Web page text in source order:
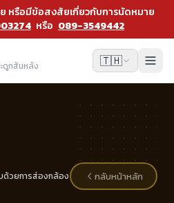
หรือมีข้อสงสัยเกี่ยวกับการนัดหมาย
หรือ 089-3549442
ดูกสันหลัง 🇹🇭
ด้วยการส่องกล้อง กลับหน้าหลัก